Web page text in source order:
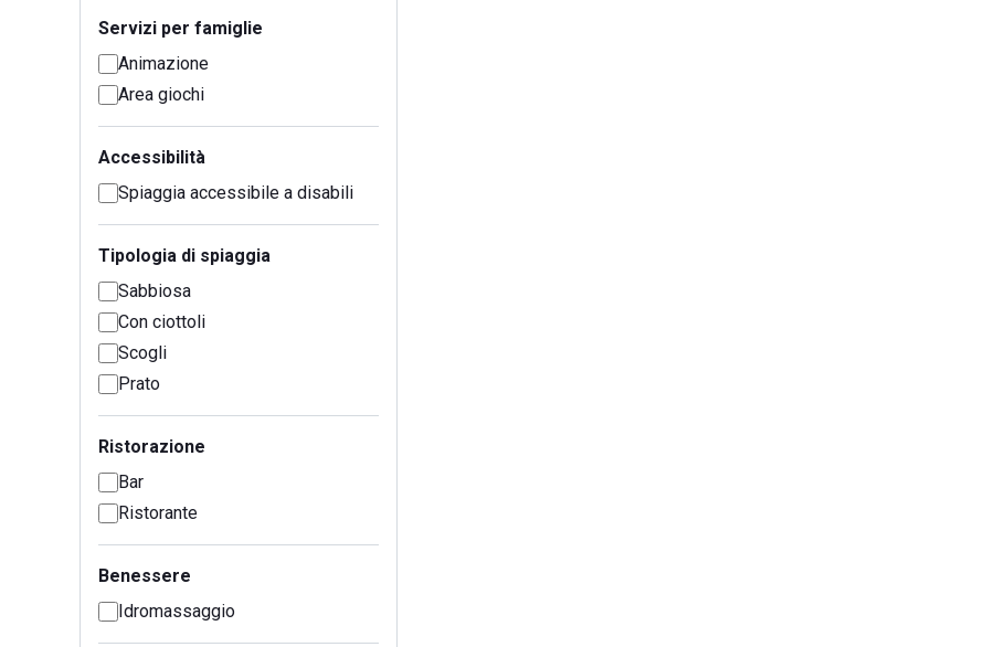
Servizi per famiglie
Animazione
Area giochi
Accessibilità
Spiaggia accessibile a disabili
Tipologia di spiaggia
Sabbiosa
Con ciottoli
Scogli
Prato
Ristorazione
Bar
Ristorante
Benessere
Idromassaggio